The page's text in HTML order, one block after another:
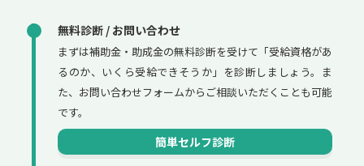
無料診断 / お問い合わせ
まずは補助金・助成金の無料診断を受けて「受給資格があ
るのか、いくら受給できそうか」を診断しましょう。ま
た、お問い合わせフォームからご相談いただくことも可能
です。
簡単セルフ診断